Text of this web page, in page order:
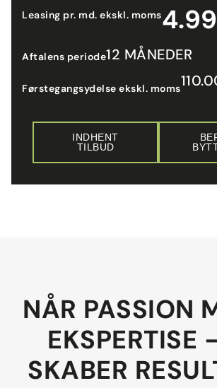
Leasing pr. md. ekskl. moms
Aftalens periode12 MÅNEDER
Førstegangsydelse ekskl. moms
INDHENT
TILBUD
NÅR PASSION
EKSPERTISE
SKABER